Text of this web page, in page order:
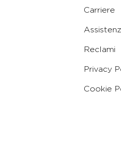
Carriere
Reclami
Privacy
Cookie